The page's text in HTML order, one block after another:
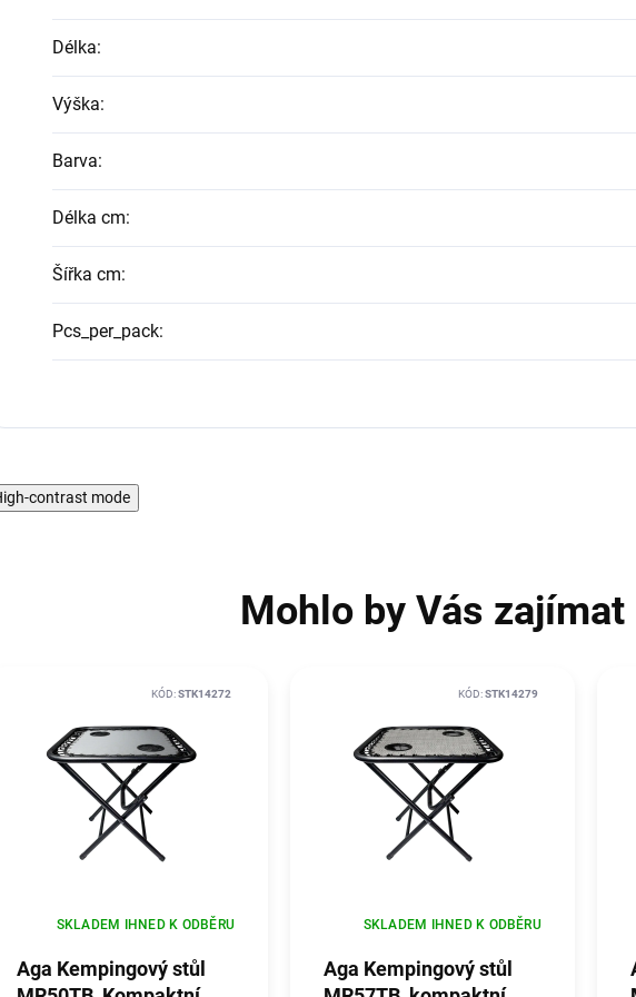
Délka:
Výška:
Barva:
Délka cm:
Šířka cm:
Pcs_per_pack:
contrast mode
Mohlo by Vás zajímat
Aga Kempingový stůl
SKLADEM IHNED K ODBĚRU
KÓD:STK14272
Aga Kempingový stůl
SKLADEM IHNED K ODBĚRU
KÓD:STK14279